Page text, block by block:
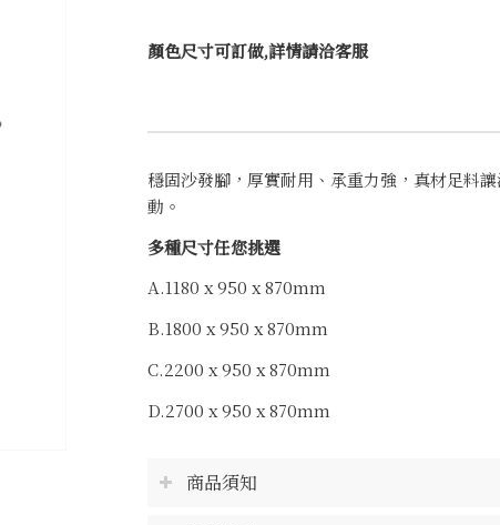
顏色尺寸可訂做,詳情請洽客服
穩固沙發腳，厚實耐用、承重力強，真材足料
動。
多種尺寸任您挑選
A.1180 x 950 x 870mm
B.1800 x 950 x 870mm
C.2200 x 950 x 870mm
D.2700 x 950 x 870mm
商品須知